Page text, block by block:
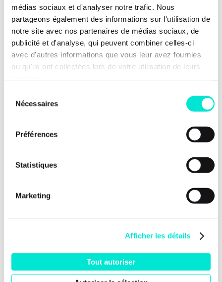
médias sociaux et d'analyser notre trafic. Nous
partageons également des informations sur l'utilisation de
notre site avec nos partenaires de médias sociaux, de
publicité et d'analyse, qui peuvent combiner celles-ci
avec d'autres informations que vous leur avez fournies
ou qu'ils ont collectées lors de votre utilisation de leurs
Nécessaires
Préférences
Statistiques
Marketing
Afficher les détails
Tout autoriser
24 juillet 2026
agriculture rémunératrice, souveraine et
organisé en ouverture de la Foire agricole de
Libramont, nos ministres, parlementaires,
mandataires et […]